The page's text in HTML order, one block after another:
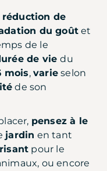
réduction de
du goût et
de le
de viedu
mois, varie selon
de son
pensez à le
jardin en tant
pour le
ou encore